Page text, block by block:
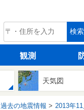
tenki.jp 検索
観測
天気図
過去の地震情報 2013年11